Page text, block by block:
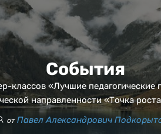
События
классов «Лучшие
направленности «Точка
от Павел Александрович